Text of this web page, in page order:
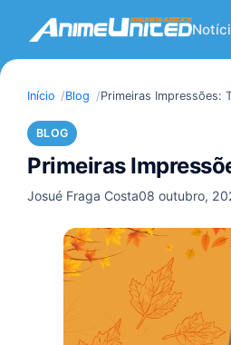
Início Blog Primeiras Impressões:
BLOG
Primeiras
Josué Fraga Costa08 outubro,